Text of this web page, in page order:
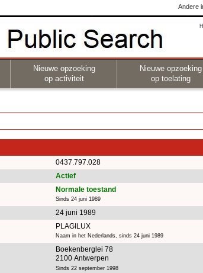
Andere
Nieuwe opzoeking
op activiteit
Nieuwe opzoeking
op toelating
0437.797.028
Actief
Normale toestand
Sinds 24 juni 1989
24 juni 1989
PLAGILUX
Naam in het Nederlands, sinds 24 juni 1989
Boekenberglei 78
2100 Antwerpen
Sinds 22 september 1998